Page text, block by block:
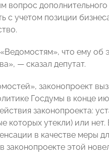
вопрос
с учетом позиции
что ему об
— сказал депутат.
законопроект
Госдумы в конце
законопроекта:
которых утекли) или
в качестве меры
законопроекте этой